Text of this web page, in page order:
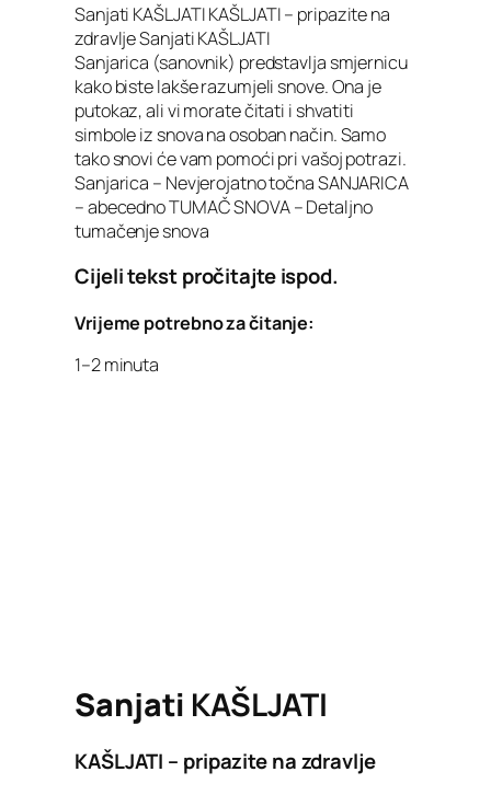
Sanjati KAŠLJATI KAŠLJATI – pripazite na
zdravlje Sanjati KAŠLJATI
Sanjarica (sanovnik) predstavlja smjernicu
kako biste lakše razumjeli snove. Ona je
putokaz, ali vi morate čitati i shvatiti
simbole iz snova na osoban način. Samo
tako snovi će vam pomoći pri vašoj potrazi.
Sanjarica – Nevjerojatno točna SANJARICA
– abecedno TUMAČ SNOVA – Detaljno
tumačenje snova
Cijeli tekst pročitajte ispod.
Vrijeme potrebno za čitanje:
1–2 minuta
Sanjati KAŠLJATI
KAŠLJATI – pripazite na zdravlje